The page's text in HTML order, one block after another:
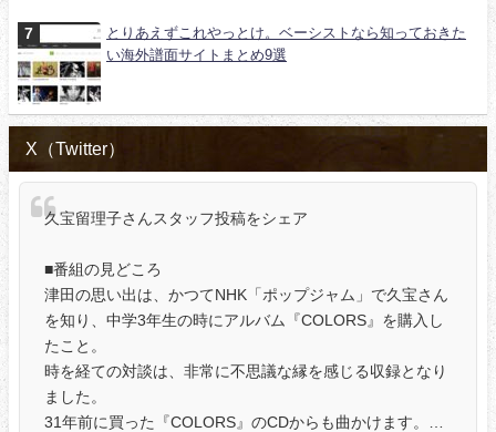
とりあえずこれやっとけ。ベーシストなら知っておきた
い海外譜面サイトまとめ9選
X（Twitter）
久宝留理子さんスタッフ投稿をシェア
■番組の見どころ
津田の思い出は、かつてNHK「ポップジャム」で久宝さん
を知り、中学3年生の時にアルバム『COLORS』を購入し
たこと。
時を経ての対談は、非常に不思議な縁を感じる収録となり
ました。
31年前に買った『COLORS』のCDからも曲かけます。…